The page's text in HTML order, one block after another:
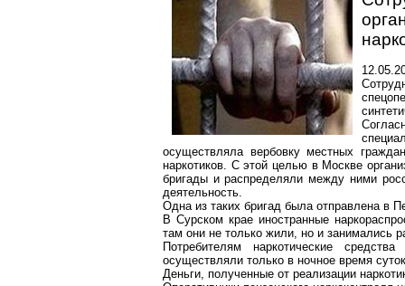
осуществляла вербовку местных
наркотиков. С этой целью в Москве
бригады и распределяли между ними
деятельность.
Одна из таких бригад была отправлена в
В Сурском крае иностранные
там они не только жили, но и занимались
Потребителям наркотические
осуществляли только в ночное время
Деньги, полученные от реализации